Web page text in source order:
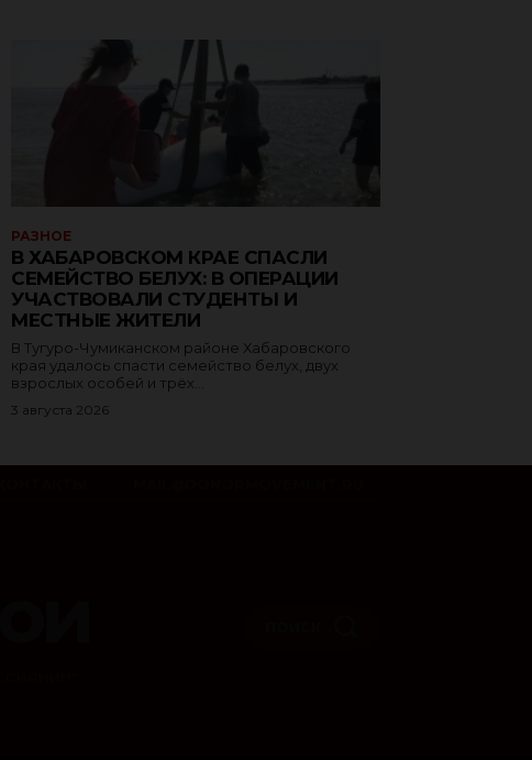
РАЗНОЕ
В ХАБАРОВСКОМ КРАЕ СПАСЛИ
СЕМЕЙСТВО БЕЛУХ: В ОПЕРАЦИИ
УЧАСТВОВАЛИ СТУДЕНТЫ И
МЕСТНЫЕ ЖИТЕЛИ
В Тугуро-Чумиканском районе Хабаровского
края удалось спасти семейство белух, двух
взрослых особей и трёх...
3 августа 2026